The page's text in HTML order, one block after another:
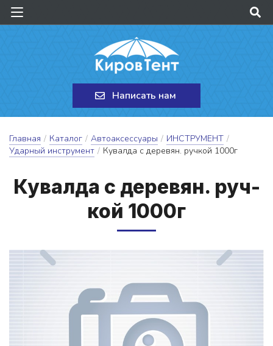
Написать нам
Главная / Каталог / Автоаксессуары / ИНСТРУМЕНТ /
Ударный инструмент / Кувалда с деревян. ручкой 1000г
Ку­вал­да с де­ре­вян. руч­
кой 1000г